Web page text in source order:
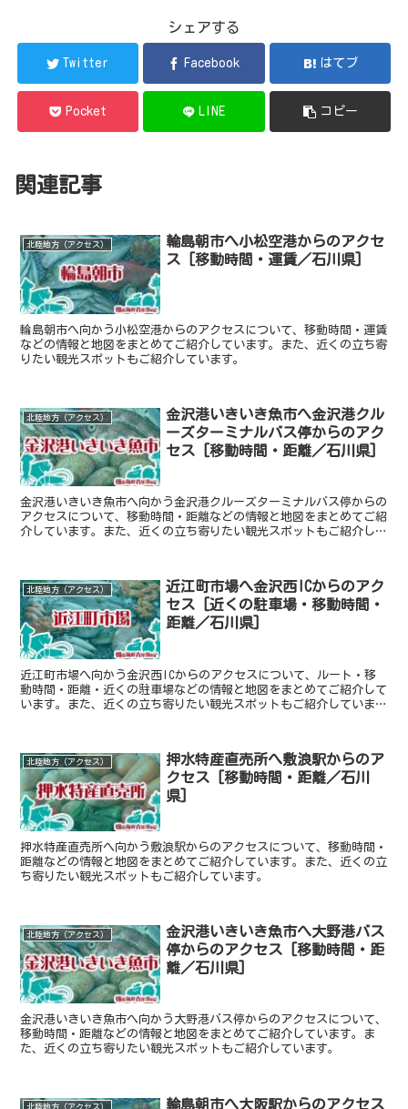
シェアする
Twitter Facebook はてブ
Pocket LINE コピー
関連記事
北陸地方（アクセス）
輪島朝市へ小松空港からのアクセ
ス [移動時間・運賃／石川県]
輪島朝市へ向かう小松空港からのアクセスについて、移動時間・運賃
などの情報と地図をまとめてご紹介しています。また、近くの立ち寄
りたい観光スポットもご紹介しています。
北陸地方（アクセス）
金沢港いきいき魚市へ金沢港クル
ーズターミナルバス停からのアク
セス [移動時間・距離／石川県]
金沢港いきいき魚市へ向かう金沢港クルーズターミナルバス停からの
アクセスについて、移動時間・距離などの情報と地図をまとめてご紹
介しています。また、近くの立ち寄りたい観光スポットもご紹介して
北陸地方（アクセス）
近江町市場へ金沢西ICからのアク
セス [近くの駐車場・移動時間・
距離／石川県]
近江町市場へ向かう金沢西ICからのアクセスについて、ルート・移
動時間・距離・近くの駐車場などの情報と地図をまとめてご紹介して
います。また、近くの立ち寄りたい観光スポットもご紹介していま
北陸地方（アクセス）
押水特産直売所へ敷浪駅からのア
クセス [移動時間・距離／石川
県]
押水特産直売所へ向かう敷浪駅からのアクセスについて、移動時間・
距離などの情報と地図をまとめてご紹介しています。また、近くの立
ち寄りたい観光スポットもご紹介しています。
北陸地方（アクセス）
金沢港いきいき魚市へ大野港バス
停からのアクセス [移動時間・距
離／石川県]
金沢港いきいき魚市へ向かう大野港バス停からのアクセスについて、
移動時間・距離などの情報と地図をまとめてご紹介しています。ま
た、近くの立ち寄りたい観光スポットもご紹介しています。
北陸地方（アクセス） 輪島朝市へ大阪駅からのアクセス